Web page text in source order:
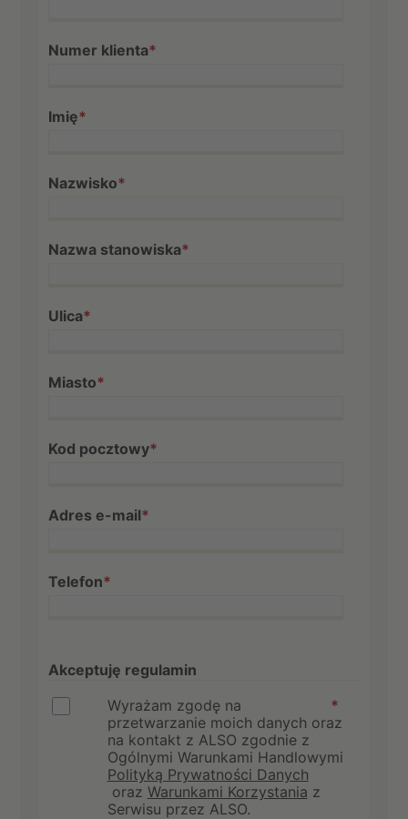
*
Numer klienta
*
Imię
*
Nazwisko
*
Nazwa stanowiska
*
Ulica
*
Miasto
*
Kod pocztowy
*
Adres e-mail
*
Telefon
Akceptuję regulamin
*
Wyrażam zgodę na
przetwarzanie moich danych oraz
na kontakt z ALSO zgodnie z
Ogólnymi Warunkami Handlowymi
Polityką Prywatności Danych
oraz Warunkami Korzystania z
Serwisu przez ALSO.